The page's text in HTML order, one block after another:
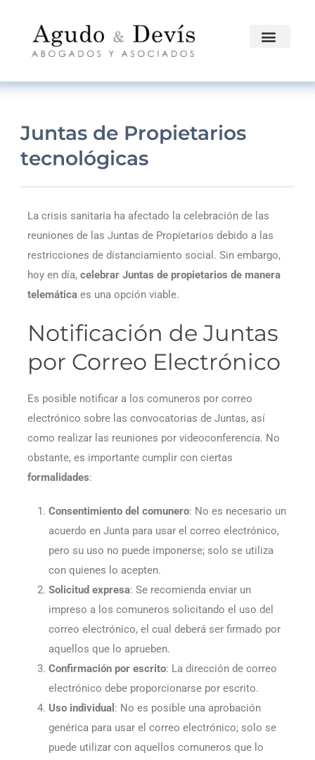
Juntas de Propietarios
tecnológicas
La crisis sanitaria ha afectado la celebración de las
reuniones de las Juntas de Propietarios debido a las
restricciones de distanciamiento social. Sin embargo,
hoy en día, celebrar Juntas de propietarios de manera
telemática es una opción viable.
Notificación de Juntas
por Correo Electrónico
Es posible notificar a los comuneros por correo
electrónico sobre las convocatorias de Juntas, así
como realizar las reuniones por videoconferencia. No
obstante, es importante cumplir con ciertas
formalidades:
Consentimiento del comunero: No es necesario un
acuerdo en Junta para usar el correo electrónico,
pero su uso no puede imponerse; solo se utiliza
con quienes lo acepten.
Solicitud expresa: Se recomienda enviar un
impreso a los comuneros solicitando el uso del
correo electrónico, el cual deberá ser firmado por
aquellos que lo aprueben.
Confirmación por escrito: La dirección de correo
electrónico debe proporcionarse por escrito.
Uso individual : No es posible una aprobación
genérica para usar el correo electrónico; solo se
puede utilizar con aquellos comuneros que lo